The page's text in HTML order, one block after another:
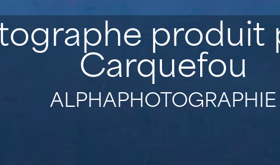
produit
Carquefou
ALPHAPHOTOGRAPHIE